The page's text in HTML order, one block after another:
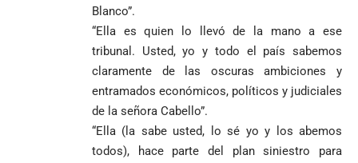
Blanco”.
“Ella es quien lo llevó de la mano a ese
tribunal. Usted, yo y todo el país sabemos
claramente de las oscuras ambiciones y
entramados económicos, políticos y judiciales
de la señora Cabello”.
“Ella (la sabe usted, lo sé yo y los abemos
todos), hace parte del plan siniestro para